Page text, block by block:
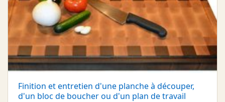
Finition et entretien d'une planche à découper,
d'un bloc de boucher ou d'un plan de travail